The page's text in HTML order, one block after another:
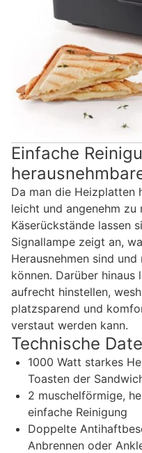
Einfache
Da man die Heizplatten
leicht und angenehm
Käserückstände lassen
Signallampe zeigt an,
Herausnehmen sind
können. Darüber
aufrecht hinstellen,
platzsparend und
verstaut werden kann.
Technische
1000 Watt starkes
Toasten der
2 muschelförmige,
einfache Reinigung
Doppelte
Anbrennen oder